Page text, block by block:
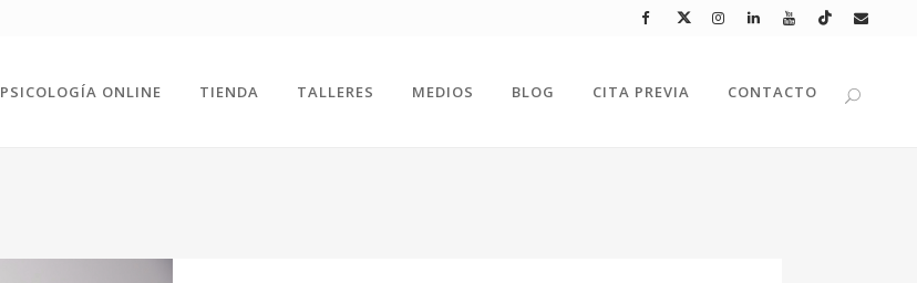
PSICOLOGÍA ONLINE TIENDA TALLERES MEDIOS BLOG CITA PREVIA CONTACTO